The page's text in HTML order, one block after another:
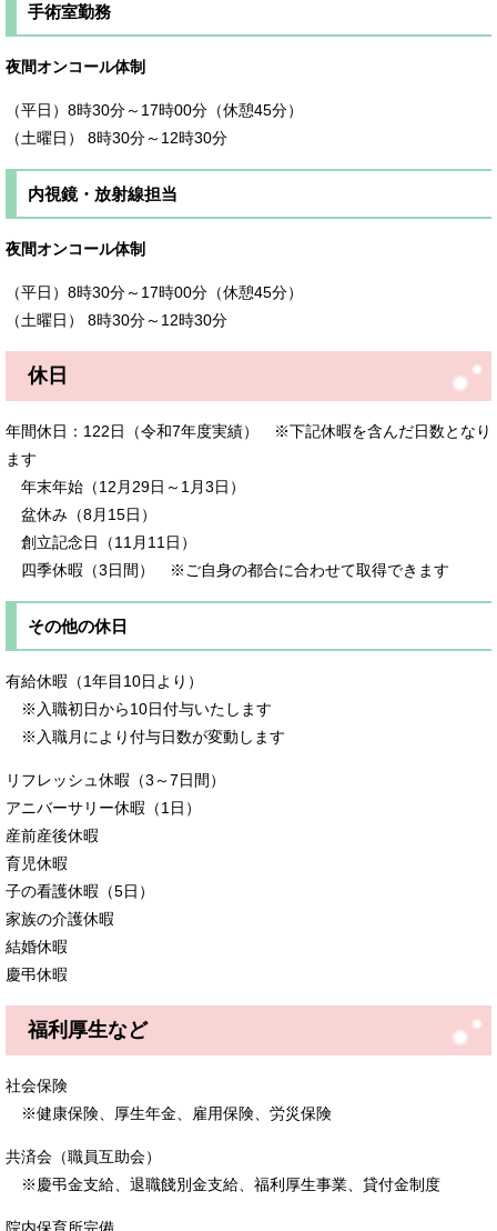
手術室勤務
夜間オンコール体制
（平日）8時30分～17時00分（休憩45分）
（土曜日） 8時30分～12時30分
内視鏡・放射線担当
夜間オンコール体制
（平日）8時30分～17時00分（休憩45分）
（土曜日） 8時30分～12時30分
休日
年間休日：122日（令和7年度実績） ※下記休暇を含んだ日数となり
ます
年末年始（12月29日～1月3日）
盆休み（8月15日）
創立記念日（11月11日）
​四季休暇（3日間） ※ご自身の都合に合わせて取得できます
その他の休日
有給休暇（1年目10日より）
※入職初日から10日付与いたします
※入職月により付与日数が変動します
リフレッシュ休暇（3～7日間）
アニバーサリー休暇（1日）
産前産後休暇
育児休暇
子の看護休暇（5日）
家族の介護休暇
結婚休暇
慶弔休暇
福利厚生など
社会保険
※健康保険、厚生年金、雇用保険、労災保険
共済会（職員互助会）
※慶弔金支給、退職餞別金支給、福利厚生事業、貸付金制度
院内保育所完備